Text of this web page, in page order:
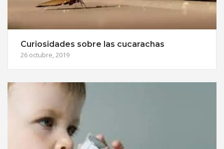
Curiosidades sobre las cucarachas
26 octubre, 2019